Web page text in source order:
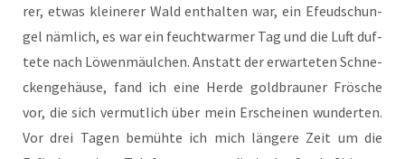
rer, etwas klei­ne­rer Wald ent­hal­ten war, ein Efeu­dschun­
gel näm­lich, es war ein feucht­war­mer Tag und die Luft duf­
te­te nach Löwen­mäul­chen. Anstatt der erwar­te­ten Schne­
cken­ge­häu­se, fand ich eine Her­de gold­brau­ner Frö­sche
vor, die sich ver­mut­lich über mein Erschei­nen wun­der­ten.
Vor drei Tagen bemüh­te ich mich län­ge­re Zeit um die